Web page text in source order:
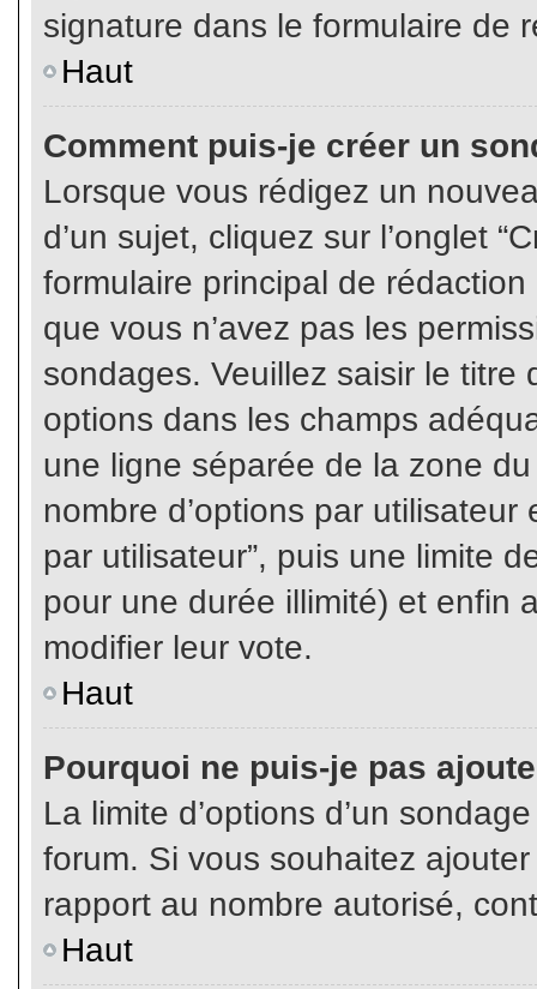
signature dans le formulaire de
Haut
Comment puis-je créer un
Lorsque vous rédigez un
d’un sujet, cliquez sur l’onglet
formulaire principal de
que vous n’avez pas les
sondages. Veuillez saisir le
options dans les champs
une ligne séparée de la zone
nombre d’options par
par utilisateur”, puis une limite
pour une durée illimité) et enfin
modifier leur vote.
Haut
Pourquoi ne puis-je pas
La limite d’options d’un
forum. Si vous souhaitez
rapport au nombre autorisé,
Haut